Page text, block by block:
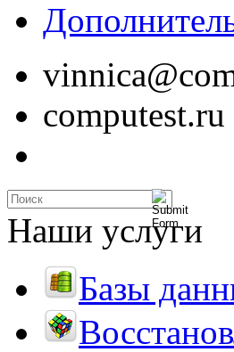
computest.ru
Наши услуги
Базы